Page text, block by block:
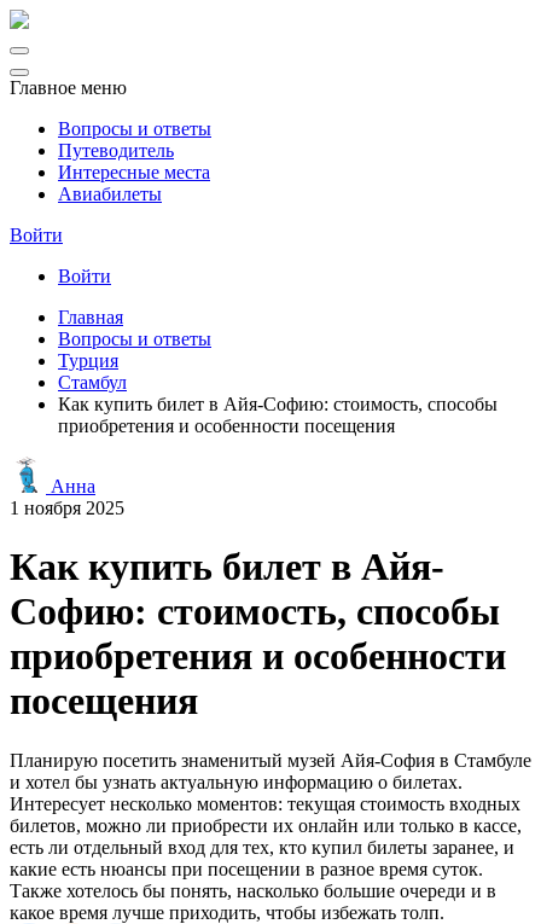
Главное меню
Вопросы и ответы
Путеводитель
Интересные места
Авиабилеты
Войти
Войти
Главная
Вопросы и ответы
Турция
Стамбул
Как купить билет в Айя-Софию: стоимость, способы
приобретения и особенности посещения
Анна
1 ноября 2025
Как купить билет в Айя-
Софию: стоимость, способы
приобретения и особенности
посещения
Планирую посетить знаменитый музей Айя-София в Стамбуле
и хотел бы узнать актуальную информацию о билетах.
Интересует несколько моментов: текущая стоимость входных
билетов, можно ли приобрести их онлайн или только в кассе,
есть ли отдельный вход для тех, кто купил билеты заранее, и
какие есть нюансы при посещении в разное время суток.
Также хотелось бы понять, насколько большие очереди и в
какое время лучше приходить, чтобы избежать толп.